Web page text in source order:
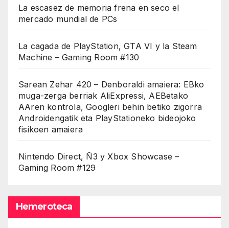
La escasez de memoria frena en seco el
mercado mundial de PCs
La cagada de PlayStation, GTA VI y la Steam
Machine – Gaming Room #130
Sarean Zehar 420 – Denboraldi amaiera: EBko
muga-zerga berriak AliExpressi, AEBetako
AAren kontrola, Googleri behin betiko zigorra
Androidengatik eta PlayStationeko bideojoko
fisikoen amaiera
Nintendo Direct, Ñ3 y Xbox Showcase –
Gaming Room #129
Hemeroteca